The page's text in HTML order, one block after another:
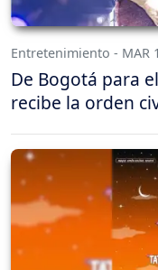
Entretenimiento - MAR
De Bogotá para
recibe la orden